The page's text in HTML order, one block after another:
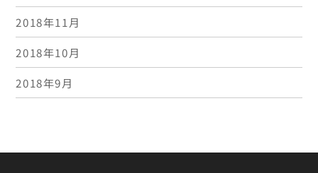
2018年11月
2018年10月
2018年9月